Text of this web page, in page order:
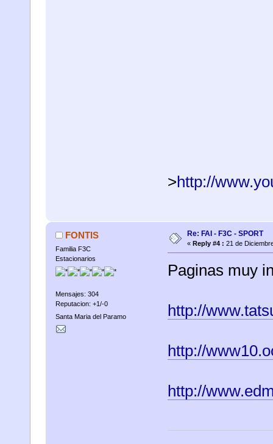
>http://
FONTIS
Familia F3C
Estacionarios
Mensajes: 304
Reputacion: +1/-0
Santa Maria del Paramo
Re: FAI - F3C - SPORT
« Reply #4 : 21 de
Paginas muy
http://
http://
http://